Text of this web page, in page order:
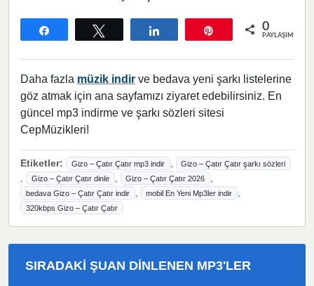
0
PAYLAŞIMLAR
Daha fazla müzik indir ve bedava yeni şarkı listelerine
göz atmak için ana sayfamızı ziyaret edebilirsiniz. En
güncel mp3 indirme ve şarkı sözleri sitesi
CepMüzikleri!
Etiketler: Gizo – Çatır Çatır mp3 indir Gizo – Çatır Çatır şarkı sözleri
Gizo – Çatır Çatır dinle Gizo – Çatır Çatır 2026
bedava Gizo – Çatır Çatır indir mobil En Yeni Mp3ler indir
320kbps Gizo – Çatır Çatır
SIRADAKI ŞUAN DINLENEN MP3'LER